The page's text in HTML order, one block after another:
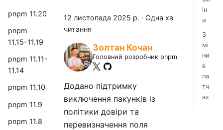
pnpm 11.20
pnpm
11.15-11.19
pnpm 11.11-
11.14
pnpm 11.10
pnpm 11.9
pnpm 11.8
12 листопада 2025 р. · Одна хв
читання
Золтан Кочан
Головний розробник pnpm
Додано підтримку
виключення пакунків із
політики довіри та
перевизначення поля
ін
и
З
мі
ни
в
па
тч
ах